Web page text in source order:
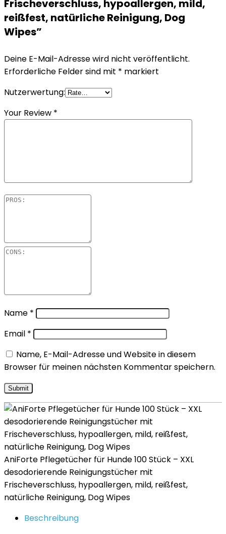
Frischeverschluss, hypoallergen, mild,
reißfest, natürliche Reinigung, Dog
Wipes”
Deine E-Mail-Adresse wird nicht veröffentlicht.
Erforderliche Felder sind mit * markiert
Nutzerwertung:
Your Review *
Name *
Email *
Name, E-Mail-Adresse und Website in diesem
Browser für meinen nächsten Kommentar speichern.
AniForte Pflegetücher für Hunde 100 Stück – XXL
desodorierende Reinigungstücher mit
Frischeverschluss, hypoallergen, mild, reißfest,
natürliche Reinigung, Dog Wipes
Beschreibung